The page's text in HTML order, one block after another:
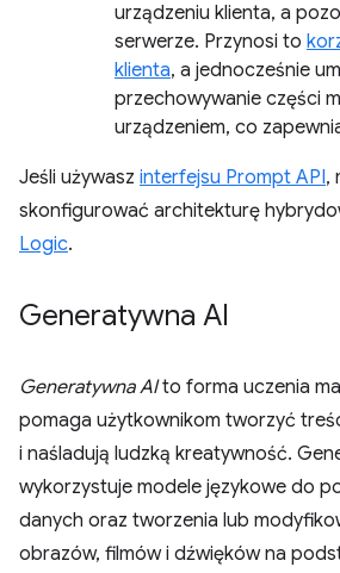
urządzeniu klienta, a
serwerze. Przynosi to
klienta, a jednocześnie
przechowywanie części
urządzeniem, co
Jeśli używasz interfejsu Prompt API,
skonfigurować architekturę
Logic.
Generatywna AI
Generatywna AIto forma uczenia
pomaga użytkownikom tworzyć
i naśladują ludzką kreatywność.
wykorzystuje modele językowe do
danych oraz tworzenia lub
obrazów, filmów i dźwięków na